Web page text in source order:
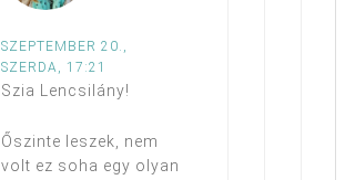
SZEPTEMBER 20.,
SZERDA, 17:21
Szia Lencsilány!
Őszinte leszek, nem
volt ez soha egy olyan